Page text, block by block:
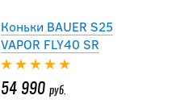
Коньки BAUER S25
VAPOR FLY40 SR
54 990руб.